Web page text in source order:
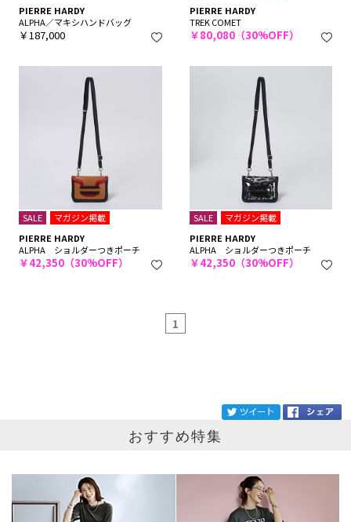
PIERRE HARDY
ALPHA／マキシハンドバッグ
￥187,000
PIERRE HARDY
TREK COMET
￥80,080（30%OFF）
SALE
マガジン掲載
PIERRE HARDY
ALPHA ショルダーつきポーチ
￥42,350（30%OFF）
SALE
マガジン掲載
PIERRE HARDY
ALPHA ショルダーつきポーチ
￥42,350（30%OFF）
1
おすすめ特集